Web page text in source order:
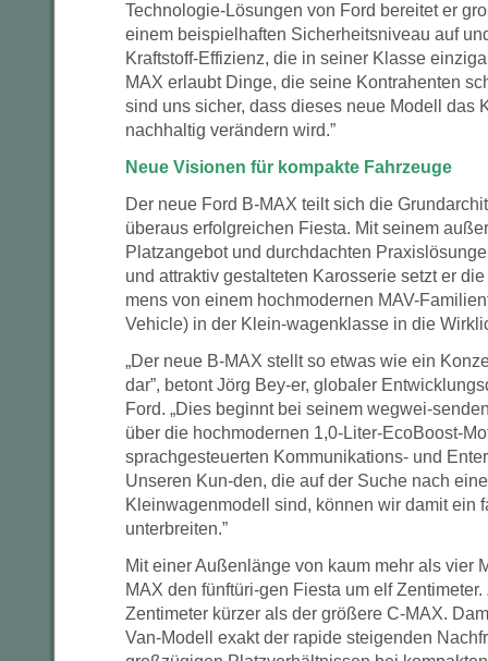
Technologie-Lösungen von Ford bereitet er
einem beispielhaften Sicherheitsniveau auf
Kraftstoff-Effizienz, die in seiner Klasse
MAX erlaubt Dinge, die seine Kontrahenten
sind uns sicher, dass dieses neue Modell das
nachhaltig verändern wird.”
Neue Visionen für kompakte Fahrzeuge
Der neue Ford B-MAX teilt sich die
überaus erfolgreichen Fiesta. Mit seinem
Platzangebot und durchdachten
und attraktiv gestalteten Karosserie setzt er
mens von einem hochmodernen MAV-
Vehicle) in der Klein-wagenklasse in die
„Der neue B-MAX stellt so etwas wie ein
dar”, betont Jörg Bey-er, globaler
Ford. „Dies beginnt bei seinem wegwei-
über die hochmodernen 1,0-Liter-EcoBoost-
sprachgesteuerten Kommunikations- und
Unseren Kun-den, die auf der Suche nach
Kleinwagenmodell sind, können wir damit ein
unterbreiten.”
Mit einer Außenlänge von kaum mehr als vier
MAX den fünftüri-gen Fiesta um elf
Zentimeter kürzer als der größere C-MAX.
Van-Modell exakt der rapide steigenden